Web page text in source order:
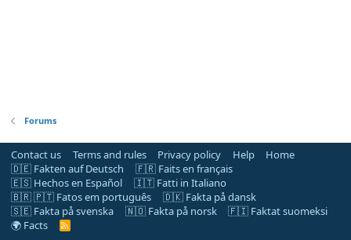
Forums
Contact us Terms and rules Privacy policy Help
Home
🇩🇪 Fakten auf Deutsch
🇫🇷 Faits en français
🇪🇸 Hechos en Español
🇮🇹 Fatti in Italiano
🇧🇷 🇵🇹 Fatos em português
🇩🇰 Fakta på dansk
🇸🇪 Fakta på svenska
🇳🇴 Fakta på norsk
🇫🇮 Faktat suomeksi
🌍 Facts
R